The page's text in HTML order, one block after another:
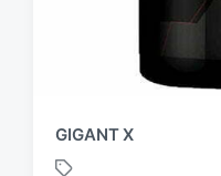
GIGANT X